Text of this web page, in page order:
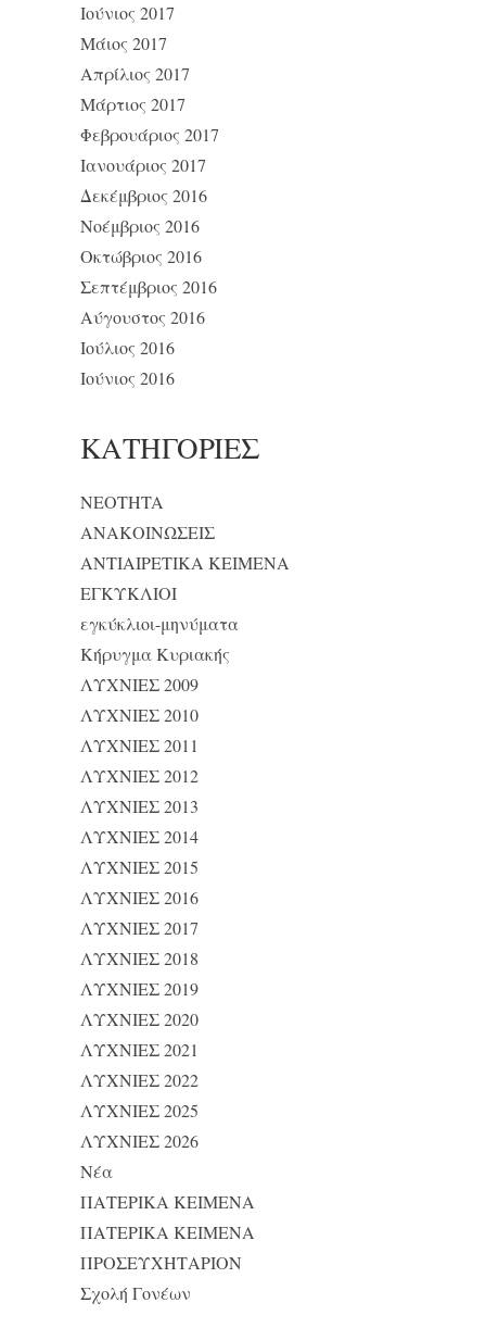
Ιούνιος 2017
Μάιος 2017
Απρίλιος 2017
Μάρτιος 2017
Φεβρουάριος 2017
Ιανουάριος 2017
Δεκέμβριος 2016
Νοέμβριος 2016
Οκτώβριος 2016
Σεπτέμβριος 2016
Αύγουστος 2016
Ιούλιος 2016
Ιούνιος 2016
KΑΤΗΓΟΡΊΕΣ
NEOTHTA
ΑΝΑΚΟΙΝΩΣΕΙΣ
ΑΝΤΙΑΙΡΕΤΙΚΑ ΚΕΙΜΕΝΑ
ΕΓΚΥΚΛΙΟΙ
εγκύκλιοι-μηνύματα
Κήρυγμα Κυριακής
ΛΥΧΝΙΕΣ 2009
ΛΥΧΝΙΕΣ 2010
ΛΥΧΝΙΕΣ 2011
ΛΥΧΝΙΕΣ 2012
ΛΥΧΝΙΕΣ 2013
ΛΥΧΝΙΕΣ 2014
ΛΥΧΝΙΕΣ 2015
ΛΥΧΝΙΕΣ 2016
ΛΥΧΝΙΕΣ 2017
ΛΥΧΝΙΕΣ 2018
ΛΥΧΝΙΕΣ 2019
ΛΥΧΝΙΕΣ 2020
ΛΥΧΝΙΕΣ 2021
ΛΥΧΝΙΕΣ 2022
ΛΥΧΝΙΕΣ 2025
ΛΥΧΝΙΕΣ 2026
Νέα
ΠΑΤΕΡΙΚΑ ΚΕΙΜΕΝΑ
ΠΑΤΕΡΙΚΑ ΚΕΙΜΕΝΑ
ΠΡΟΣΕΥΧΗΤΑΡΙΟΝ
Σχολή Γονέων